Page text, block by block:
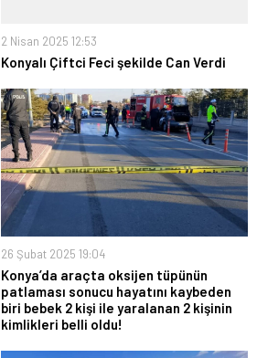
2 Nisan 2025 12:53
Konyalı Çiftci Feci şekilde Can Verdi
26 Şubat 2025 19:04
Konya’da araçta oksijen tüpünün
patlaması sonucu hayatını kaybeden
biri bebek 2 kişi ile yaralanan 2 kişinin
kimlikleri belli oldu!